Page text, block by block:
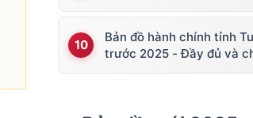
Bản đồ hành chính tỉnh
trước 2025 - Đầy đủ và